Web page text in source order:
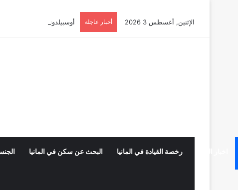
الإثنين, أغسطس 3 2026 أخبار عاجلة أوسبيلدونغ تبريد مراكز البيانات في
رخصة القيادة في المانيا البحث عن سكن في المانيا